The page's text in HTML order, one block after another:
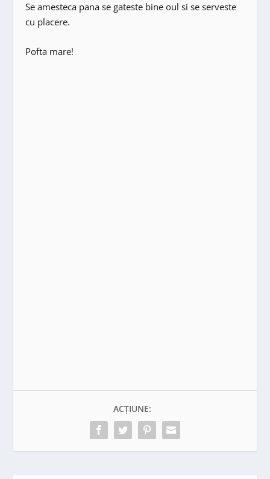
Se amesteca pana se gateste bine oul si se serveste
cu placere.
Pofta mare!
ACȚIUNE: